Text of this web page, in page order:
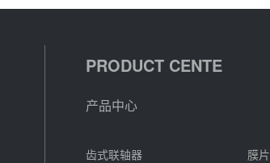
PRODUCT CENTE
产品中心
齿式联轴器
膜